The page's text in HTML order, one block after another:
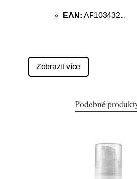
EAN: AF103432...
Zobrazit více
Podobné